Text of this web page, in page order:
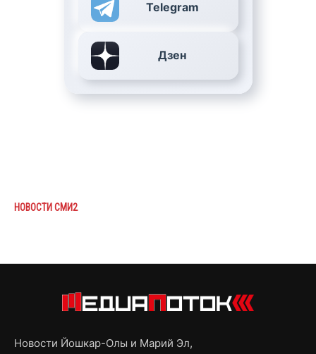
Telegram
Дзен
НОВОСТИ СМИ2
Новости Йошкар-Олы и Марий Эл,